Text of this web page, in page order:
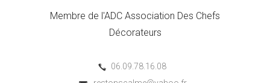
Membre de l'ADC Association Des Chefs
Décorateurs
06.09.78.16.08